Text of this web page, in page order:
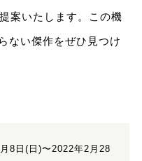
案いたします。この機
ない傑作をぜひ見つけ
8日(日)〜2022年2月28